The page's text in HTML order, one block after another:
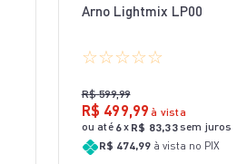
Arno Lightmix LP00
☆☆☆☆☆
R$ 599,99
R$ 499,99 à vista
ou até 6x R$ 83,33sem juros
R$ 474,99 à vista no PIX